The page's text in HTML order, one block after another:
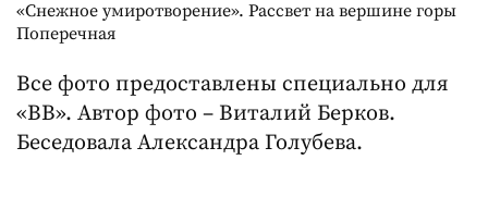
«Снежное умиротворение». Рассвет на вершине горы
Поперечная
Все фото предоставлены специально для
«ВВ». Автор фото – Виталий Берков.
Беседовала Александра Голубева.